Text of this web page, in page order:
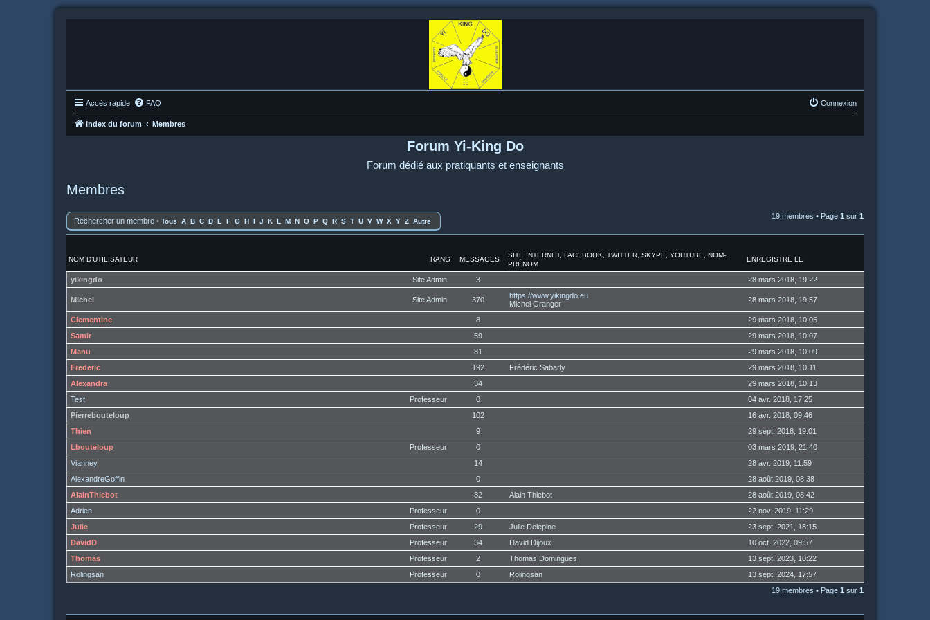
Accès rapide FAQ Connexion
Index du forum Membres
Forum Yi-King Do
Forum dédié aux pratiquants et enseignants
Membres
Rechercher un membre • Tous A B C D E F G H I J K L M N O P Q R S T U V W X Y Z Autre
19 membres • Page 1 sur 1
RANG
NOM D’UTILISATEUR MESSAGES
SITE INTERNET, FACEBOOK, TWITTER, SKYPE, YOUTUBE, NOM-
PRÉNOM
ENREGISTRÉ LE
Site Admin
yikingdo 3 28 mars 2018, 19:22
Site Admin
Michel 370
https://www.yikingdo.eu
Michel Granger
28 mars 2018, 19:57
Clementine 8
29 mars 2018, 10:05
Samir
59
29 mars 2018, 10:07
Manu
81
29 mars 2018, 10:09
Frederic
192 Frédéric Sabarly
29 mars 2018, 10:11
Alexandra
34
29 mars 2018, 10:13
Professeur
Test 0
04 avr. 2018, 17:25
Pierrebouteloup
102
16 avr. 2018, 09:46
Thien
9
29 sept. 2018, 19:01
Professeur
Lbouteloup 0
03 mars 2019, 21:40
Vianney
14
28 avr. 2019, 11:59
AlexandreGoffin
0
28 août 2019, 08:38
AlainThiebot
82 Alain Thiebot
28 août 2019, 08:42
Professeur
Adrien 0
22 nov. 2019, 11:29
Professeur
Julie 29 Julie Delepine
23 sept. 2021, 18:15
Professeur
DavidD 34 David Dijoux
10 oct. 2022, 09:57
Professeur
Thomas 2 Thomas Domingues
13 sept. 2023, 10:22
Professeur
Rolingsan 0 Rolingsan
13 sept. 2024, 17:57
19 membres • Page 1 sur 1